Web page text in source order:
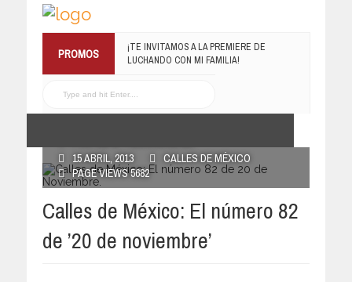
PROMOS
¡TE INVITAMOS A LA PREMIERE DE
LUCHANDO CON MI FAMILIA!
COMPILADO #ELRECOMENDADOVOL4
15 ABRIL, 2013
CALLES DE MÉXICO
PAGE VIEWS 5682
Calles de México: El número 82
de ’20 de noviembre’